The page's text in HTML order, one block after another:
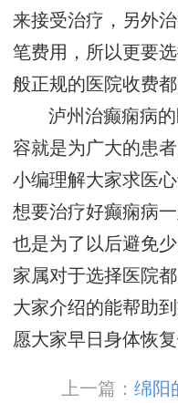
来接受治疗，另外
笔费用，所以更要
般正规的医院收费
泸州治癫痫病
容就是为广大的患
小编理解大家求医
想要治疗好癫痫病
也是为了以后避免
家属对于选择医院
大家介绍的能帮助
愿大家早日身体恢复
上一篇：绵阳